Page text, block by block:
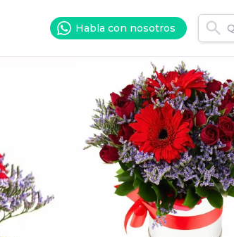
Habla con nosotros